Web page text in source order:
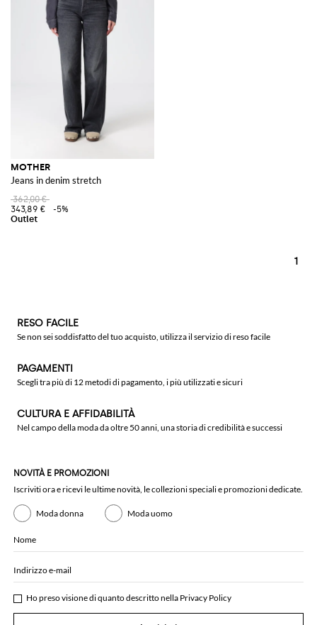
MOTHER
Jeans in denim stretch
362,00 €
343,89 €
-5%
1
RESO FACILE
Se non sei soddisfatto del tuo acquisto, utilizza il servizio di reso facile
PAGAMENTI
Scegli tra più di 12 metodi di pagamento, i più utilizzati e sicuri
CULTURA E AFFIDABILITÀ
Nel campo della moda da oltre 50 anni, una storia di credibilità e successi
NOVITÀ E PROMOZIONI
Iscriviti ora e ricevi le ultime novità, le collezioni speciali e promozioni dedicate.
Moda donna Moda uomo
Nome
Indirizzo e-mail
Ho preso visione di quanto descritto nella Privacy Policy